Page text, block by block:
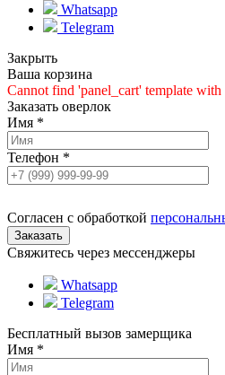
Whatsapp
Telegram
Закрыть
Ваша корзина
Cannot find 'panel_cart' template with
Заказать оверлок
Имя *
Телефон *
Согласен с обработкой
Свяжитесь через мессенджеры
Whatsapp
Telegram
Бесплатный вызов замерщика
Имя *